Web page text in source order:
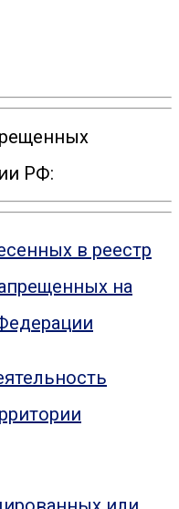
РФ:
в реестр
на